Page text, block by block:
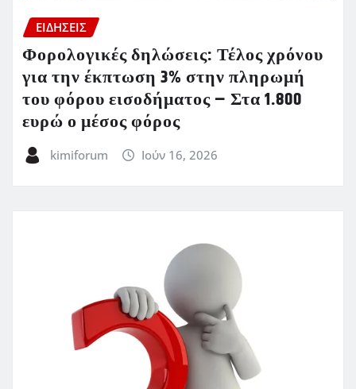
ΕΙΔΗΣΕΙΣ
Φορολογικές δηλώσεις: Τέλος χρόνου
για την έκπτωση 3% στην πληρωμή
του φόρου εισοδήματος – Στα 1.800
ευρώ ο μέσος φόρος
kimiforum Ιούν 16, 2026